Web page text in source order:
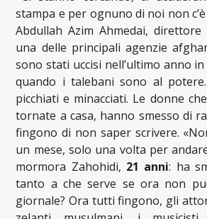
stampa e per ognuno di noi non
Abdullah Azim Ahmedai, direttore
una delle principali agenzie
sono stati uccisi nell’ultimo anno
quando i talebani sono al
picchiati e minacciati. Le donne
tornate a casa, hanno smesso di
fingono di non saper scrivere.
un mese, solo una volta per
mormora Zahohidi, 21 anni: ha
tanto a che serve se ora non
giornale? Ora tutti fingono, gli